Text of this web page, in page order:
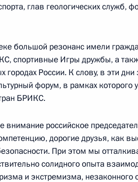
России
России
ресурс
сетевые ресурсы
Президента России
MAX
ВКонтакте
глав геологических служб,
большой резонанс имели
спортивные Игры дружбы, а
России. К слову, в эти дни
форум, в рамках которого
БРИКС.
внимание российское
дорогие друзья, как
При этом мы
солидного опыта
и экстремизма, незаконного